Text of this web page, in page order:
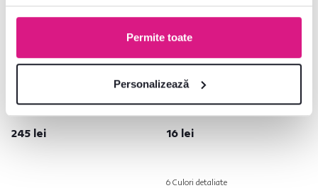
Permite toate
Personalizează
245 lei
5,0 2
Mânere, albastru, SVEND
16 lei
6 Culori detaliate